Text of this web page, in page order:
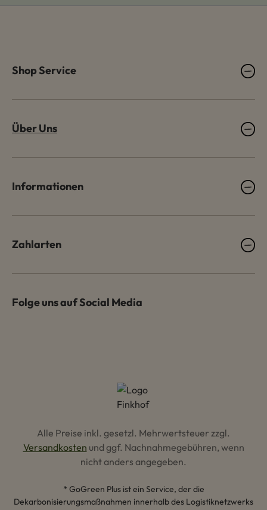
Shop Service
Über Uns
Informationen
Zahlarten
Folge uns auf Social Media
Alle Preise inkl. gesetzl. Mehrwertsteuer zzgl.
Versandkosten und ggf. Nachnahmegebühren, wenn
nicht anders angegeben.
* GoGreen Plus ist ein Service, der die
Dekarbonisierungsmaßnahmen innerhalb des Logistiknetzwerks